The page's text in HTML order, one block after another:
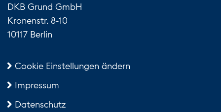
DKB Grund GmbH
Kronenstr. 8-10
10117 Berlin
Cookie Einstellungen ändern
Impressum
Datenschutz